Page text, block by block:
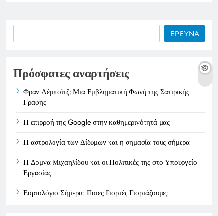
ΕΡΕΥΝΑ
Πρόσφατες αναρτήσεις
Φραν Λέμποϊτζ: Μια Εμβληματική Φωνή της Σατιρικής
Γραφής
Η επιρροή της Google στην καθημερινότητά μας
Η αστρολογία των Δίδυμων και η σημασία τους σήμερα
Η Δομνα Μιχαηλίδου και οι Πολιτικές της στο Υπουργείο
Εργασίας
Εορτολόγιο Σήμερα: Ποιες Γιορτές Γιορτάζουμε;